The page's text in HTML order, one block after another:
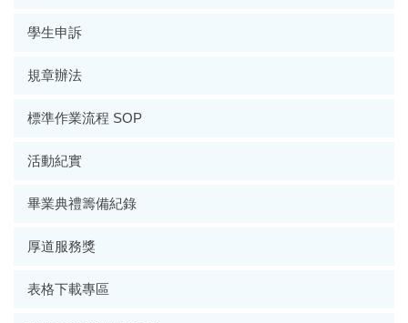
學生申訴
規章辦法
標準作業流程 SOP
活動紀實
畢業典禮籌備紀錄
厚道服務獎
表格下載專區